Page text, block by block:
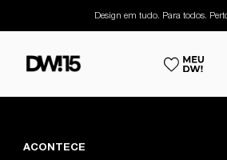
Design em tudo. Para todos.
ACONTECE